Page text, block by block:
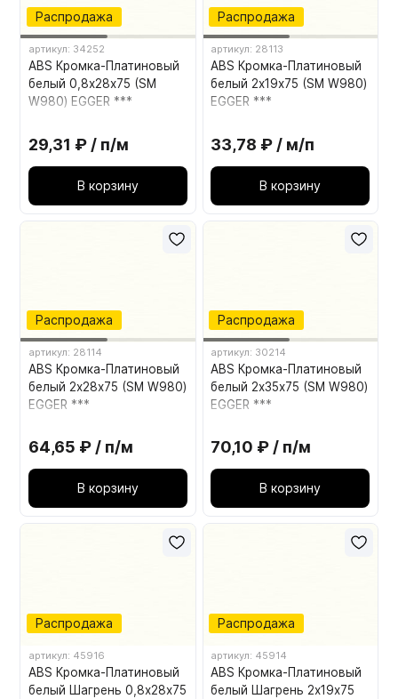
Распродажа
артикул: 34252
ABS Кромка-Платиновый
белый 0,8х28х75 (SM
W980) EGGER ***
29,31 ₽ / п/м
В корзину
Распродажа
артикул: 28113
ABS Кромка-Платиновый
белый 2х19х75 (SM W980)
EGGER ***
33,78 ₽ / м/п
В корзину
Распродажа
артикул: 28114
ABS Кромка-Платиновый
белый 2х28х75 (SM W980)
EGGER ***
64,65 ₽ / п/м
В корзину
Распродажа
артикул: 30214
ABS Кромка-Платиновый
белый 2х35х75 (SM W980)
EGGER ***
70,10 ₽ / п/м
В корзину
Распродажа
артикул: 45916
ABS Кромка-Платиновый
белый Шагрень 0,8х28х75
Распродажа
артикул: 45914
ABS Кромка-Платиновый
белый Шагрень 2х19х75